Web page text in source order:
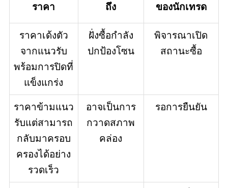
ราคา
ถึง
ของนักเทรด
ราคาเด้งตัว
จากแนวรับ
พร้อมการปิดที่
แข็งแกร่ง
ฝั่งซื้อกำลัง
ปกป้องโซน
พิจารณาเปิด
สถานะซื้อ
ราคาข้ามแนว
รับแต่สามารถ
กลับมาครอบ
ครองได้อย่าง
รวดเร็ว
อาจเป็นการ
กวาดสภาพ
คล่อง
รอการยืนยัน